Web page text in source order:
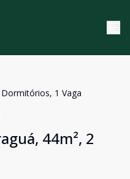
1 Vaga
44m², 2